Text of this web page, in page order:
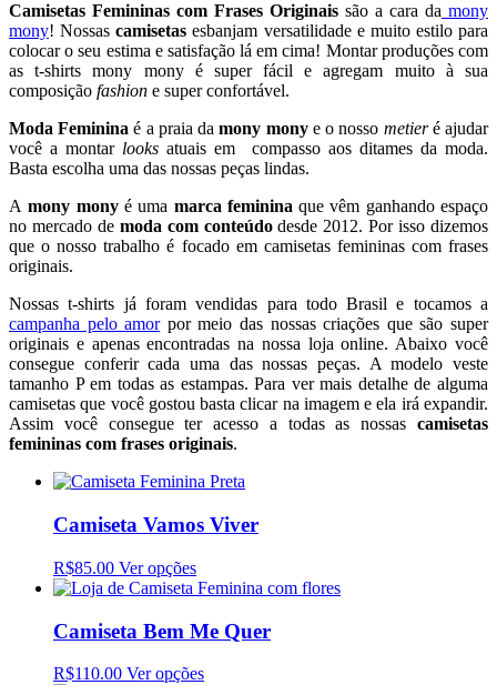
Camisetas Femininas com Frases Originais são a cara da mony
mony! Nossascamisetas esbanjam versatilidade e muito estilo para
colocar o seu estima e satisfação lá em cima! Montar produções com
as t-shirts mony mony é super fácil e agregam muito à sua
composição fashion e super confortável.
Moda Feminina é a praia damony monye o nosso metieré ajudar
você a montar looks atuais em compasso aos ditames da moda.
Basta escolha uma das nossas peças lindas.
A mony monyé uma marca femininaque vêm ganhando espaço
no mercado de moda com conteúdodesde 2012. Por isso dizemos
que o nosso trabalho é focado em camisetas femininas com frases
originais.
Nossas t-shirts já foram vendidas para todo Brasil e tocamos a
campanha pelo amorpor meio das nossas criações que são super
originais e apenas encontradas na nossa loja online. Abaixo você
consegue conferir cada uma das nossas peças. A modelo veste
tamanho P em todas as estampas. Para ver mais detalhe de alguma
camisetas que você gostou basta clicar na imagem e ela irá expandir.
Assim você consegue ter acesso a todas as nossas camisetas
femininas com frases originais.
Camiseta Vamos Viver
R$85.00 Ver opções
Camiseta Bem Me Quer
R$110.00 Ver opções